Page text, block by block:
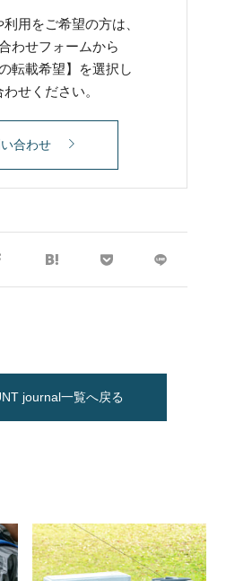
用をご希望の方は、
わせフォームから
転載希望】を選択し
せください。
合わせ
journal一覧へ戻る